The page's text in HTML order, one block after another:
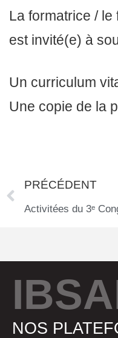
La formatrice /
est invité(e) à
Un curriculum
Une copie de la
PRÉCÉDENT
NOS